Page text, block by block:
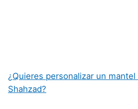
¿Quieres personalizar un
Shahzad?